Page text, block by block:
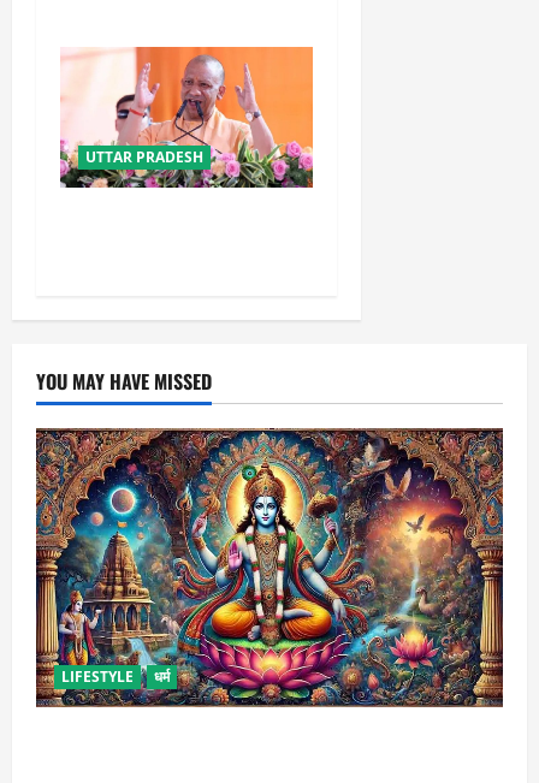
UTTAR PRADESH
YOU MAY HAVE MISSED
LIFESTYLE धर्म